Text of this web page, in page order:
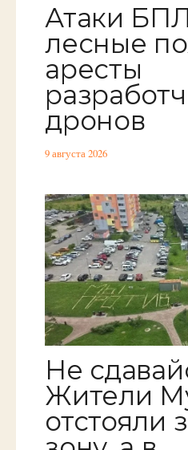
Атаки
лесные
аресты
дронов
9 августа 2026
Не
Жители
отстояли